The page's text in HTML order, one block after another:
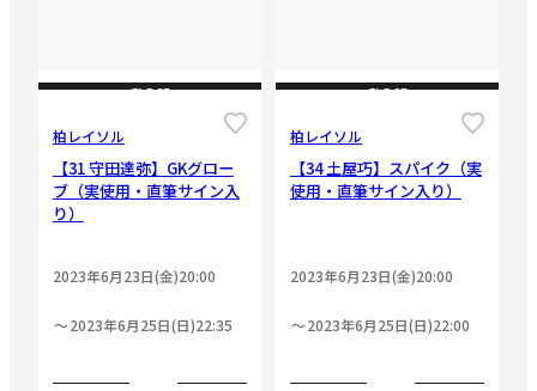
CLOSE
柏レイソル
【31 守田達弥】GKグロー
ブ（実使用・直筆サイン入
り）
2023年6月23日(金)20:00
2023年6月25日(日)22:35
CLOSE
柏レイソル
【34 土屋巧】スパイク（実
使用・直筆サイン入り）
2023年6月23日(金)20:00
2023年6月25日(日)22:00